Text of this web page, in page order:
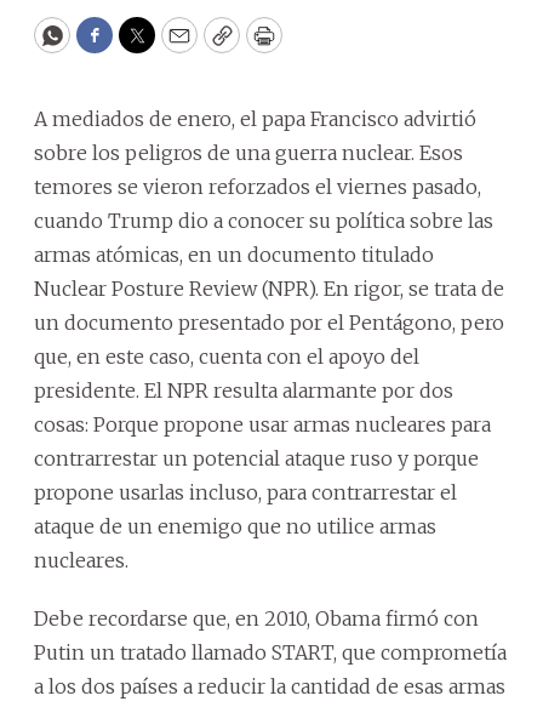
WhatsApp
Facebook
Twitter
EmailCopyPrint
A mediados de enero, el papa Francisco advirtió
sobre los peligros de una guerra nuclear. Esos
temores se vieron reforzados el viernes pasado,
cuando Trump dio a conocer su política sobre las
armas atómicas, en un documento titulado
Nuclear Posture Review (NPR). En rigor, se trata de
un documento presentado por el Pentágono, pero
que, en este caso, cuenta con el apoyo del
presidente. El NPR resulta alarmante por dos
cosas: Porque propone usar armas nucleares para
contrarrestar un potencial ataque ruso y porque
propone usarlas incluso, para contrarrestar el
ataque de un enemigo que no utilice armas
nucleares.
Debe recordarse que, en 2010, Obama firmó con
Putin un tratado llamado START, que comprometía
a los dos países a reducir la cantidad de esas armas